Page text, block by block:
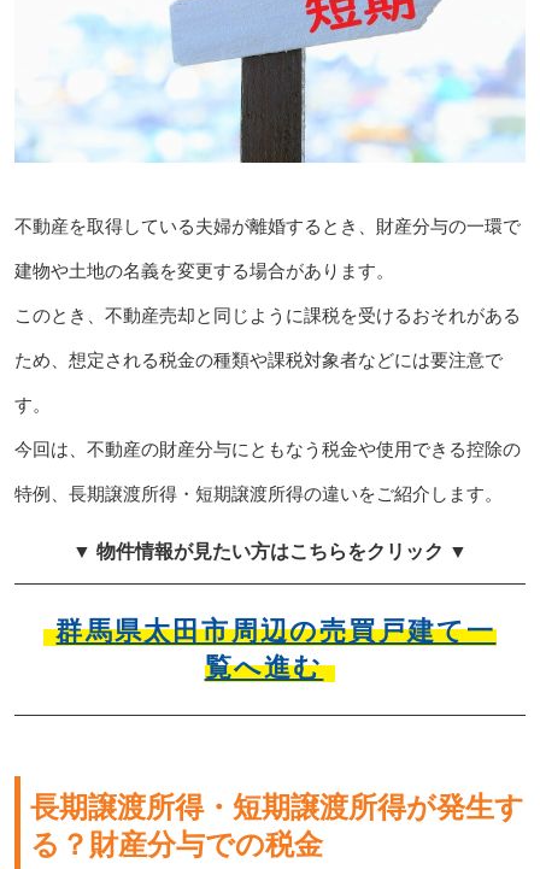
不動産を取得している夫婦が離婚するとき、財産分与の一環で
建物や土地の名義を変更する場合があります。
このとき、不動産売却と同じように課税を受けるおそれがある
ため、想定される税金の種類や課税対象者などには要注意で
す。
今回は、不動産の財産分与にともなう税金や使用できる控除の
特例、長期譲渡所得・短期譲渡所得の違いをご紹介します。
▼ 物件情報が見たい方はこちらをクリック ▼
群馬県太田市周辺の売買戸建て一
覧へ進む
長期譲渡所得・短期譲渡所得が発生す
る？財産分与での税金